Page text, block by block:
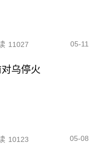
11027 05-11
乌停火
10123 05-08